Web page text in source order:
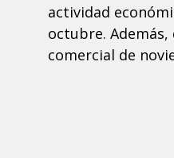
actividad
octubre.
comercial de